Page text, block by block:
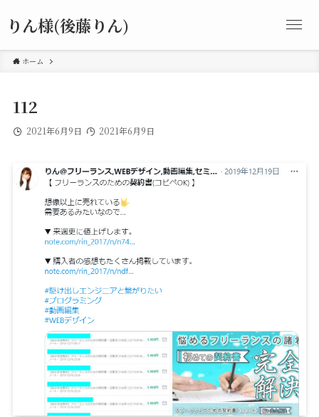
りん様(後藤りん)
ホーム
112
2021年6月9日 2021年6月9日